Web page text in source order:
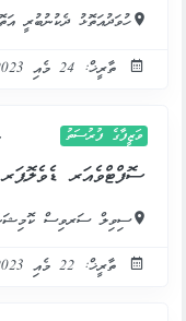
ހުވަދުއަތޮޅު ދެކުނުބުރީ
ތާރީޚް: 24 މެއި 2023
ވަޒީފާގެ ފުރުސަތު
ސޮފްޓްވެއަރ
ސިވިލް ސަރވިސް
ތާރީޚް: 22 މެއި 2023